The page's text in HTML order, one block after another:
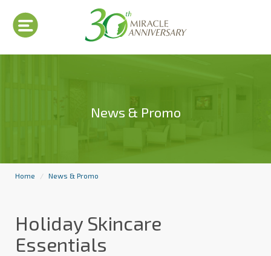
News & Promo
Home News & Promo
Holiday Skincare
Essentials